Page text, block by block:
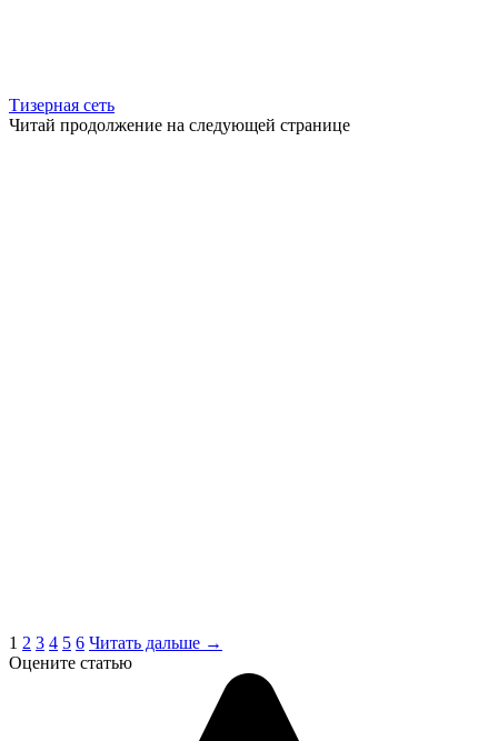
Тизерная сеть
Читай продолжение на следующей странице
1 2 3 4 5 6 Читать дальше →
Оцените статью